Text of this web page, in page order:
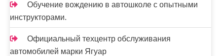
Обучение вождению в автошколе с опытными
инструкторами.
Официальный техцентр обслуживания
автомобилей марки Ягуар